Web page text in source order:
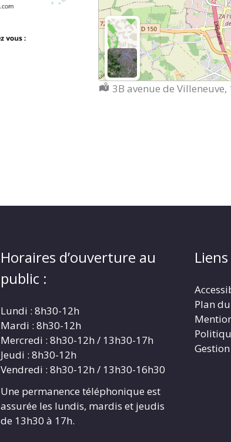
Localisation :
3B avenue de
Horaires d’ouverture au
public :
Lundi : 8h30-12h
Mardi : 8h30-12h
Mercredi : 8h30-12h / 13h30-17h
Jeudi : 8h30-12h
Vendredi : 8h30-12h / 13h30-16h30
Une permanence téléphonique est
assurée les lundis, mardis et jeudis
de 13h30 à 17h.
Liens
Plan